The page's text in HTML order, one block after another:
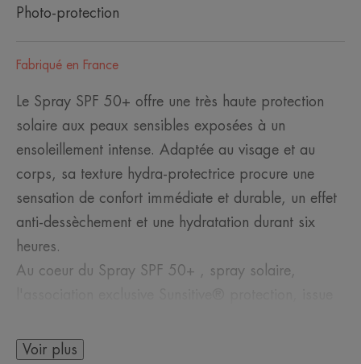
Photo-protection
Fabriqué en France
Le Spray SPF 50+ offre une très haute protection
solaire aux peaux sensibles exposées à un
ensoleillement intense. Adaptée au visage et au
corps, sa texture hydra-protectrice procure une
sensation de confort immédiate et durable, un effet
anti-dessèchement et une hydratation durant six
heures.
Au coeur du Spray SPF 50+ , spray solaire,
- D'un système filtrant breveté contenant seulement
Voir plus